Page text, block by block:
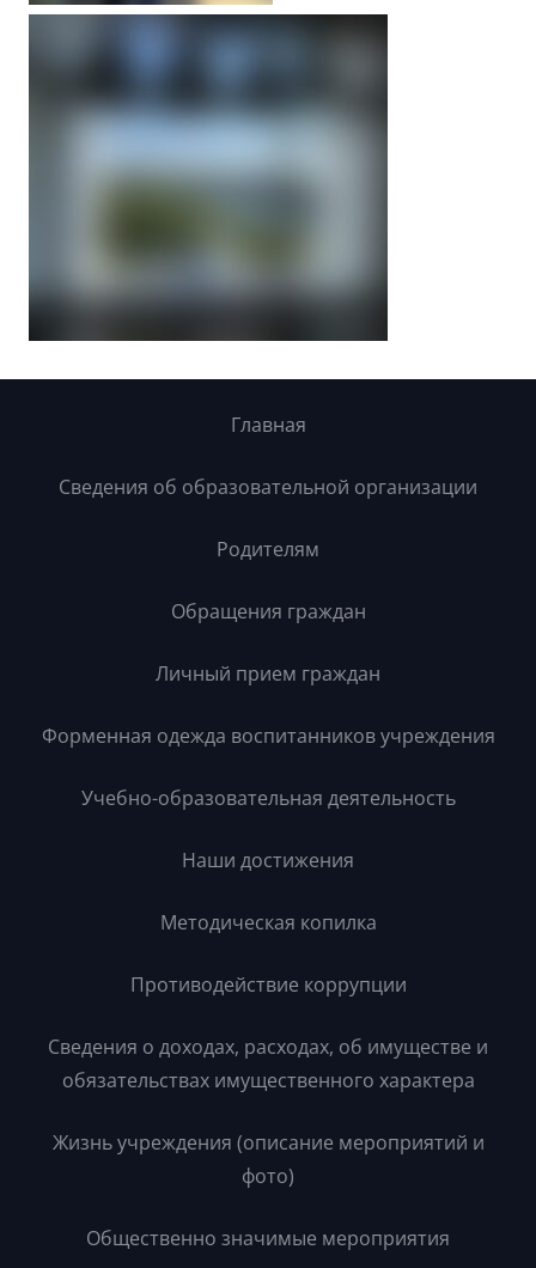
Главная
Сведения об образовательной организации
Родителям
Обращения граждан
Личный прием граждан
Форменная одежда воспитанников учреждения
Учебно-образовательная деятельность
Наши достижения
Методическая копилка
Противодействие коррупции
Сведения о доходах, расходах, об имуществе и
обязательствах имущественного характера
Жизнь учреждения (описание мероприятий и
фото)
Общественно значимые мероприятия